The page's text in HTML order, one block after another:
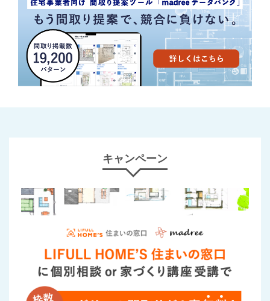
キャンペーン